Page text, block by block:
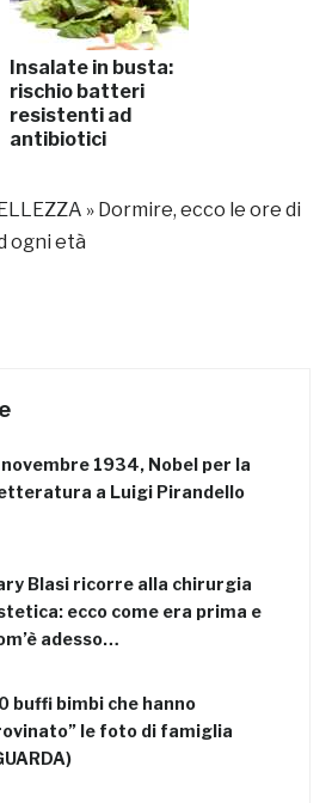
Insalate in busta:
rischio batteri
resistenti ad
antibiotici
» Dormire, ecco le ore di
ogni età
1934, Nobel per la
a Luigi Pirandello
Blasi ricorre alla chirurgia
ecco come era prima e
adesso…
buffi bimbi che hanno
le foto di famiglia